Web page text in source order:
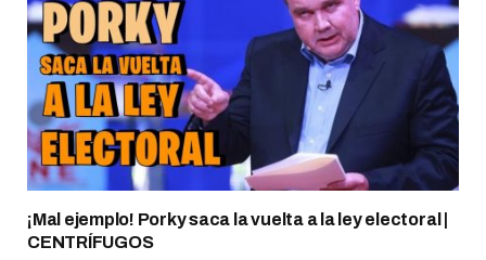
¡Mal ejemplo! Porky saca la vuelta a la ley electoral |
CENTRÍFUGOS